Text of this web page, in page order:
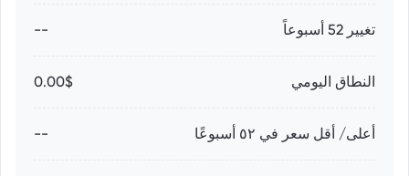
تغيير 52 أسبوعاً --
النطاق اليومي 0.00$
أعلى/ أقل سعر في ٥٢ أسبوعًا --